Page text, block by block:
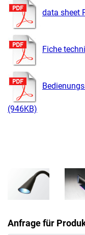
data sheet
Fiche
(946KB)
Anfrage für